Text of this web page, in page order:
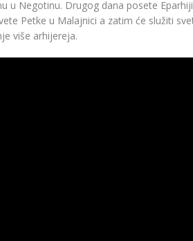
u Negotinu. Drugog dana posete
Petke u Malajnici a zatim će služiti
više arhijereja.